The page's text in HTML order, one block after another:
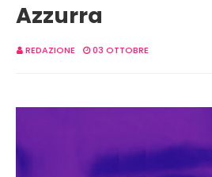
Azzurra
REDAZIONE 03 OTTOBRE